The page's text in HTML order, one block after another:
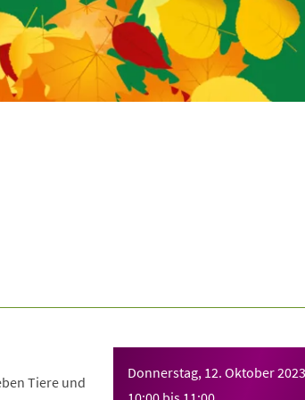
Donnerstag, 12. Oktober 2023
Tiere und